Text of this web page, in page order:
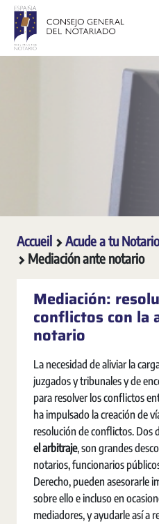
Saut au contenu principal
Accueil Acude a tu
Mediación ante notario
Mediación:
conflictos con la
notario
La necesidad de aliviar la
juzgados y tribunales y de
para resolver los conflictos
ha impulsado la creación de
resolución de conflictos. Dos
el arbitraje, son grandes
notarios, funcionarios
Derecho, pueden asesorarle
sobre ello e incluso en
mediadores, y ayudarle así a